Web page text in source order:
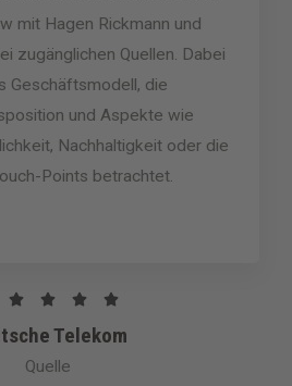
mit Hagen Rickmann und
zugänglichen Quellen. Dabei
Geschäftsmodell, die
und Aspekte wie
Nachhaltigkeit oder die
Points betrachtet.
   
Telekom
Quelle